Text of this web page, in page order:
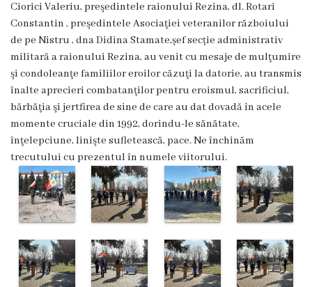
primarului
Plăți
salariale
încasate
Întreprinderi
subordonate
Grădinița
nr.1
,,Leagănul
copilăriei”
Ciorici Valeriu, preşedintele raionului Rezina, dl. Rotari
Constantin , preşedintele Asociaţiei veteranilor războiului
de pe Nistru , dna Didina Stamate,șef secție administrativ
militară a raionului Rezina, au venit cu mesaje de mulţumire
şi condoleanţe familiilor eroilor căzuţi la datorie, au transmis
înalte aprecieri combatanţilor pentru eroismul, sacrificiul,
bărbăţia şi jertfirea de sine de care au dat dovadă în acele
momente cruciale din 1992, dorindu-le sănătate,
înţelepciune, linişte sufletească, pace. Ne închinăm
trecutului cu prezentul în numele viitorului.